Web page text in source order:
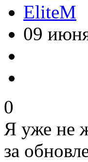
EliteM
09
0
Я уже не
за